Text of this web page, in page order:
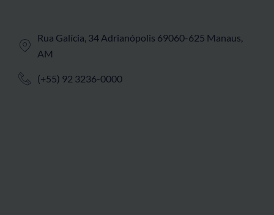
Rua Galícia, 34 Adrianópolis 69060-625 Manaus,
AM
(+55) 92 3236-0000